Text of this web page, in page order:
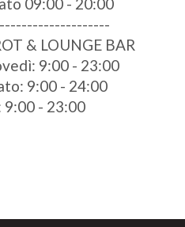
& LOUNGE BAR
9:00 - 23:00
9:00 - 24:00
9:00 - 23:00